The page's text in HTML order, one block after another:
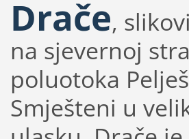
Drače,
na sjevernoj
poluotoka
Smješteni u